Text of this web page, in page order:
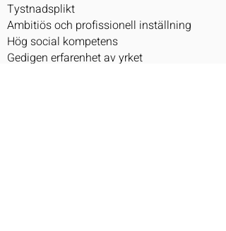
Tystnadsplikt
Ambitiös och profissionell inställning
Hög social kompetens
Gedigen erfarenhet av yrket